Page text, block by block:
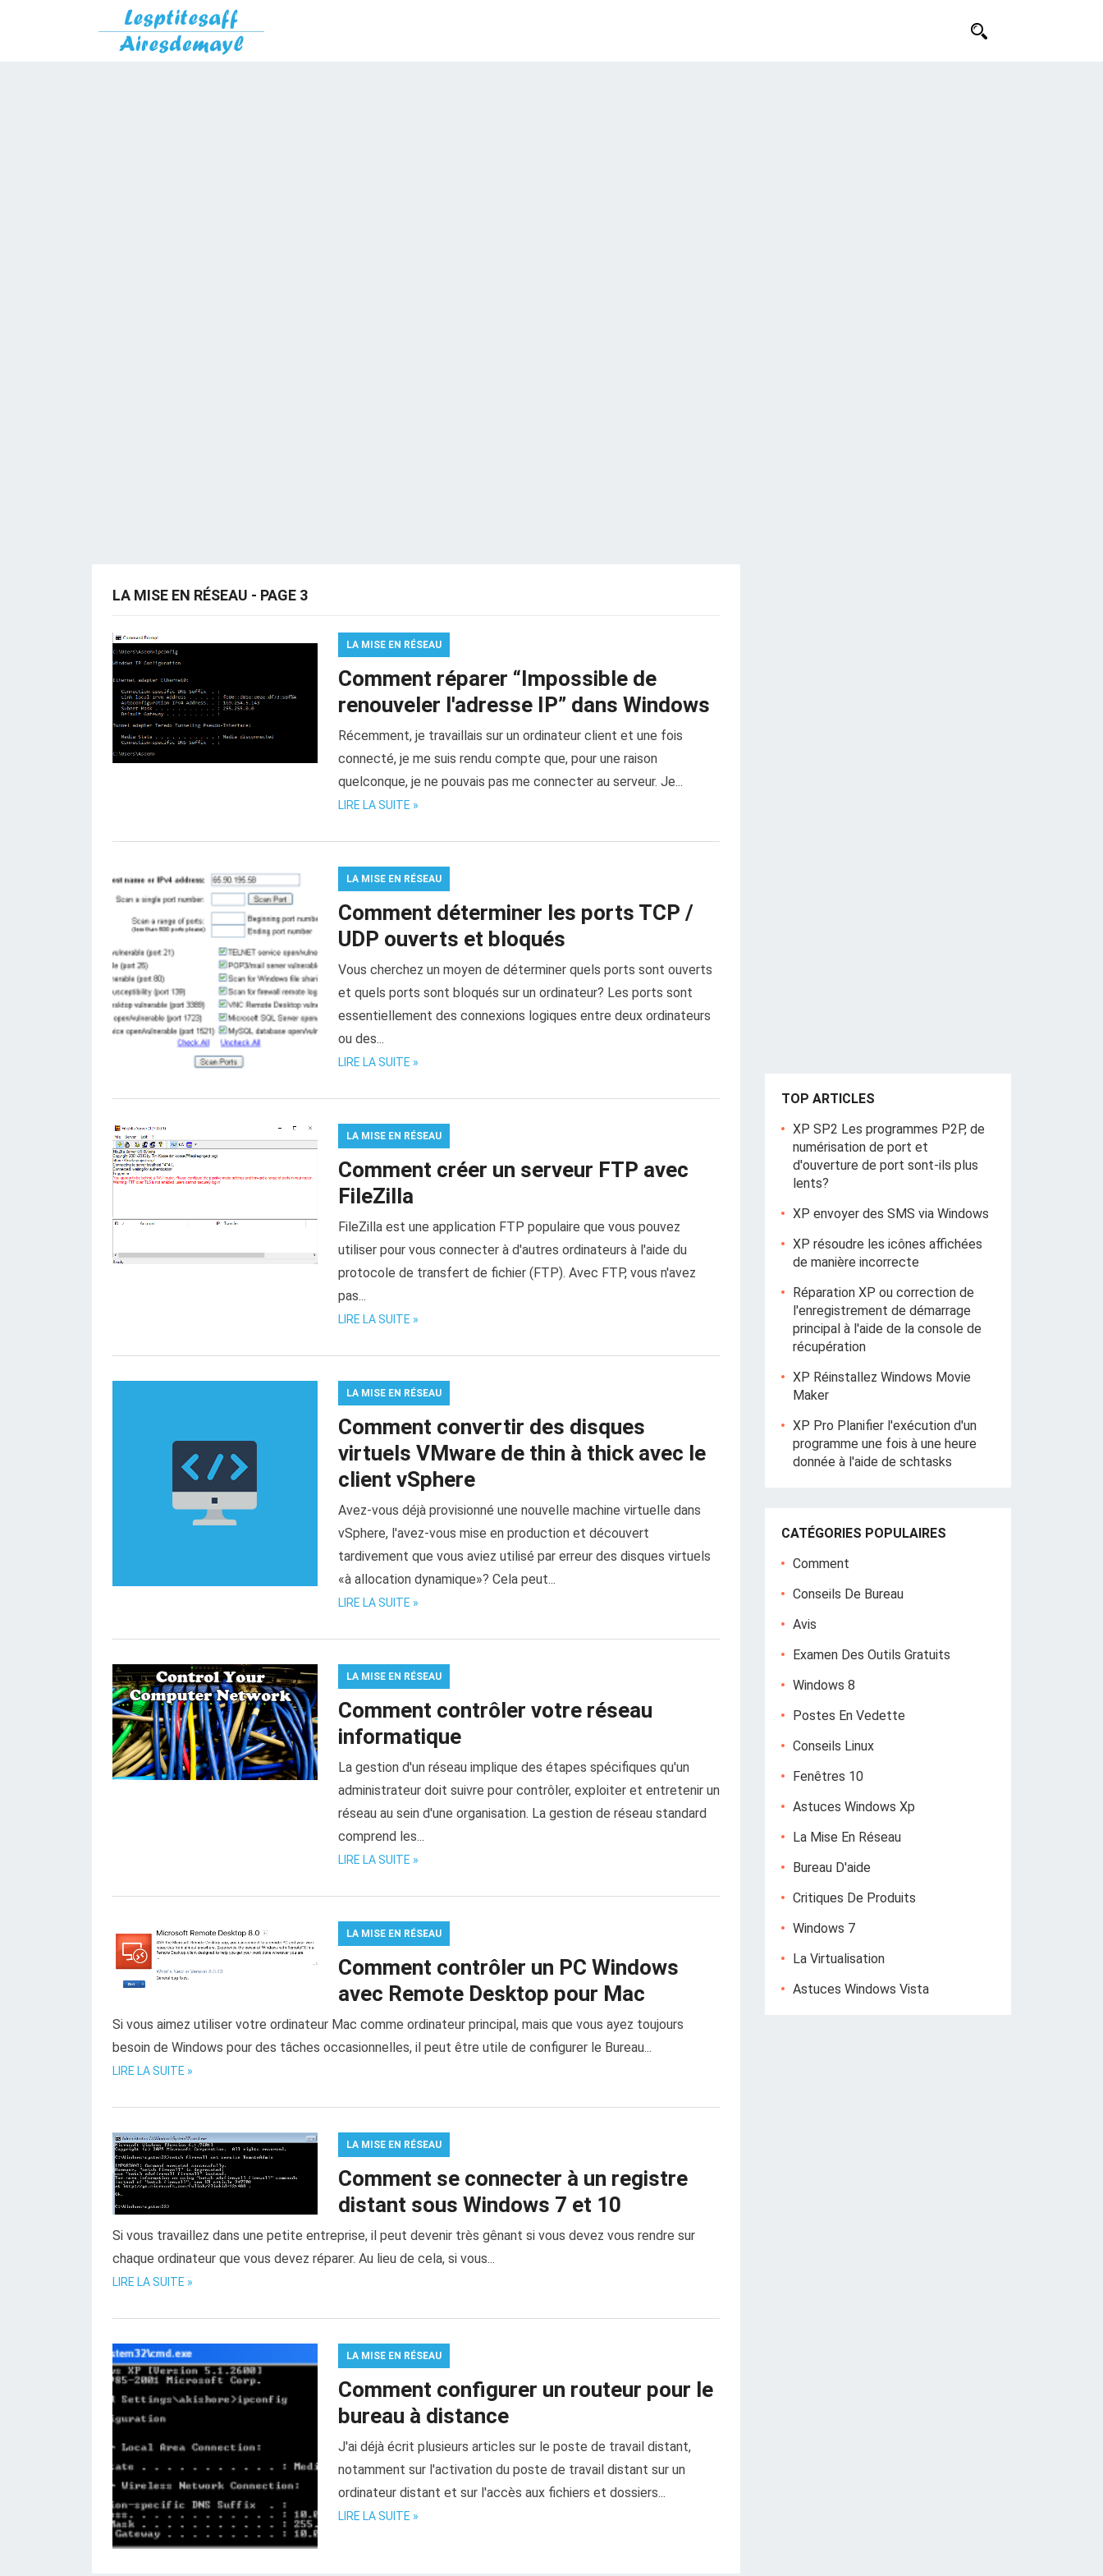
LA MISE EN RÉSEAU - PAGE 3
LA MISE EN RÉSEAU
Comment réparer “Impossible de
renouveler l'adresse IP” dans Windows
Récemment, je travaillais sur un ordinateur client et une fois
connecté, je me suis rendu compte que, pour une raison
quelconque, je ne pouvais pas me connecter au serveur. Je...
LIRE LA SUITE »
LA MISE EN RÉSEAU
Comment déterminer les ports TCP /
UDP ouverts et bloqués
Vous cherchez un moyen de déterminer quels ports sont ouverts
et quels ports sont bloqués sur un ordinateur? Les ports sont
essentiellement des connexions logiques entre deux ordinateurs
ou des...
LIRE LA SUITE »
LA MISE EN RÉSEAU
Comment créer un serveur FTP avec
FileZilla
FileZilla est une application FTP populaire que vous pouvez
utiliser pour vous connecter à d'autres ordinateurs à l'aide du
protocole de transfert de fichier (FTP). Avec FTP, vous n'avez
pas...
LIRE LA SUITE »
LA MISE EN RÉSEAU
Comment convertir des disques
virtuels VMware de thin à thick avec le
client vSphere
Avez-vous déjà provisionné une nouvelle machine virtuelle dans
vSphere, l'avez-vous mise en production et découvert
tardivement que vous aviez utilisé par erreur des disques virtuels
«à allocation dynamique»? Cela peut...
LIRE LA SUITE »
LA MISE EN RÉSEAU
Comment contrôler votre réseau
informatique
La gestion d'un réseau implique des étapes spécifiques qu'un
administrateur doit suivre pour contrôler, exploiter et entretenir un
réseau au sein d'une organisation. La gestion de réseau standard
comprend les...
LIRE LA SUITE »
LA MISE EN RÉSEAU
Comment contrôler un PC Windows
avec Remote Desktop pour Mac
Si vous aimez utiliser votre ordinateur Mac comme ordinateur principal, mais que vous ayez toujours
besoin de Windows pour des tâches occasionnelles, il peut être utile de configurer le Bureau...
LIRE LA SUITE »
LA MISE EN RÉSEAU
Comment se connecter à un registre
distant sous Windows 7 et 10
Si vous travaillez dans une petite entreprise, il peut devenir très gênant si vous devez vous rendre sur
chaque ordinateur que vous devez réparer. Au lieu de cela, si vous...
LIRE LA SUITE »
LA MISE EN RÉSEAU
Comment configurer un routeur pour le
bureau à distance
J'ai déjà écrit plusieurs articles sur le poste de travail distant,
notamment sur l'activation du poste de travail distant sur un
ordinateur distant et sur l'accès aux fichiers et dossiers...
LIRE LA SUITE »
TOP ARTICLES
XP SP2 Les programmes P2P, de
numérisation de port et
d'ouverture de port sont-ils plus
lents?
XP envoyer des SMS via Windows
XP résoudre les icônes affichées
de manière incorrecte
Réparation XP ou correction de
l'enregistrement de démarrage
principal à l'aide de la console de
récupération
XP Réinstallez Windows Movie
Maker
XP Pro Planifier l'exécution d'un
programme une fois à une heure
donnée à l'aide de schtasks
CATÉGORIES POPULAIRES
Comment
Conseils De Bureau
Avis
Examen Des Outils Gratuits
Windows 8
Postes En Vedette
Conseils Linux
Fenêtres 10
Astuces Windows Xp
La Mise En Réseau
Bureau D'aide
Critiques De Produits
Windows 7
La Virtualisation
Astuces Windows Vista